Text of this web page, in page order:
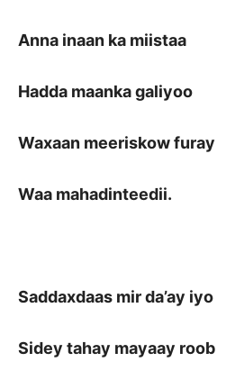
Anna inaan ka miistaa
Hadda maanka galiyoo
Waxaan meeriskow furay
Waa mahadinteedii.
Saddaxdaas mir da’ay iyo
Sidey tahay mayaay roob